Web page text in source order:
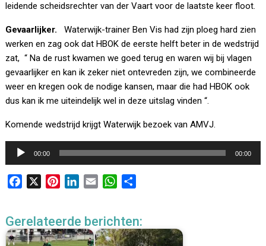
leidende scheidsrechter van der Vaart voor de laatste keer floot.
Gevaarlijker. Waterwijk-trainer Ben Vis had zijn ploeg hard zien
werken en zag ook dat HBOK de eerste helft beter in de wedstrijd
zat, “ Na de rust kwamen we goed terug en waren wij bij vlagen
gevaarlijker en kan ik zeker niet ontevreden zijn, we combineerde
weer en kregen ook de nodige kansen, maar die had HBOK ook
dus kan ik me uiteindelijk wel in deze uitslag vinden “.
Komende wedstrijd krijgt Waterwijk bezoek van AMVJ.
Audiospeler
00:00 00:00
e
b
t
e
k
e
i
l
W
t
s
e
n
Gerelateerde berichten: